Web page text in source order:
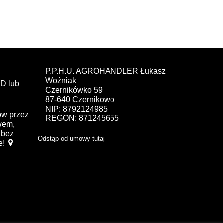
lub
przez
bez
P.P.H.U. AGROHANDLER Łukasz
Woźniak
Czernikówko 59
87-640 Czernikowo
NIP: 8792124985
REGON: 871245655
Odstąp od umowy tutaj